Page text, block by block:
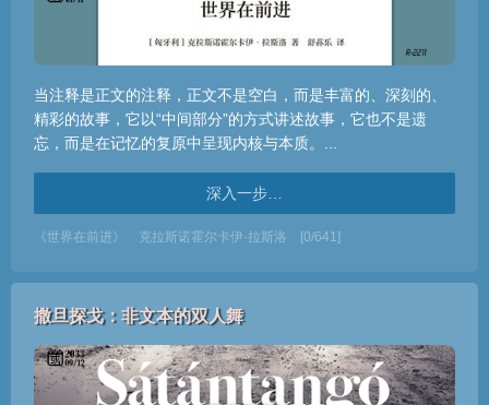
当注释是正文的注释，正文不是空白，而是丰富的、深刻的、
精彩的故事，它以“中间部分”的方式讲述故事，它也不是遗
忘，而是在记忆的复原中呈现内核与本质。...
深入一步…
《世界在前进》 克拉斯诺霍尔卡伊·拉斯洛 [0/641]
撒旦探戈：非文本的双人舞